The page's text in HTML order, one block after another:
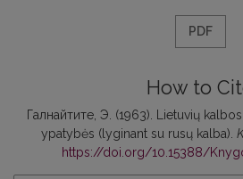
PDF
How to
Галнайтите, Э. (1963). Lietuvių
ypatybės (lyginant su rusų kalba).
https://doi.org/10.15388/